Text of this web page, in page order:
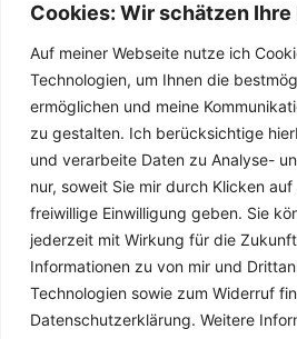
Cookies: Wir schätzen
Auf meiner Webseite nutze ich
Technologien, um Ihnen die
ermöglichen und meine
zu gestalten. Ich berücksichtige
und verarbeite Daten zu Analyse-
nur, soweit Sie mir durch Klicken auf
freiwillige Einwilligung geben. Sie
jederzeit mit Wirkung für die
Informationen zu von mir und
Technologien sowie zum Widerruf
Datenschutzerklärung. Weitere
Copyright © 2026 Versandhandel für